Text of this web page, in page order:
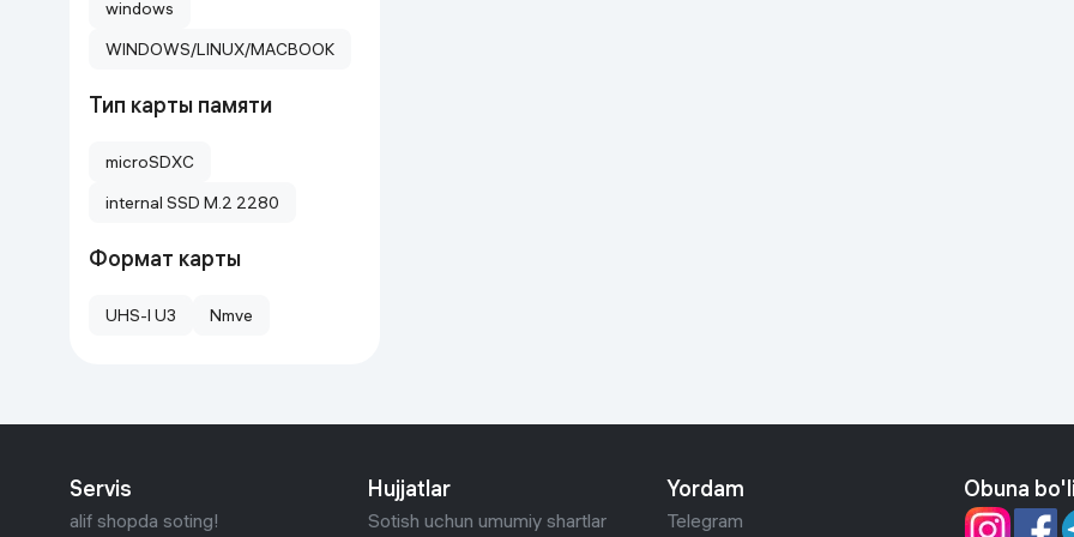
windows
WINDOWS/LINUX/MACBOOK
Тип карты памяти
microSDXC
internal SSD M.2 2280
Формат карты
UHS-I U3 Nmve
Servis
alif shopda soting!
Hujjatlar
Sotish uchun umumiy shartlar
Yordam
Telegram
Obuna